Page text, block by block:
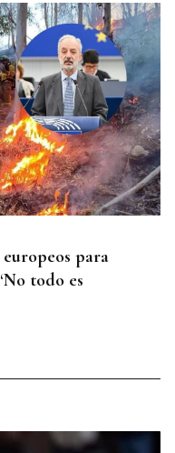
para
todo es